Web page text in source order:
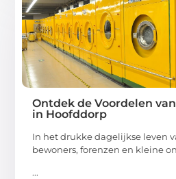
Ontdek de Voordelen
in Hoofddorp
In het drukke dagelijkse leven
bewoners, forenzen en kleine
...